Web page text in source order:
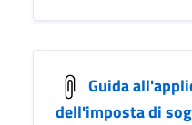
Guida
dell'imposta di